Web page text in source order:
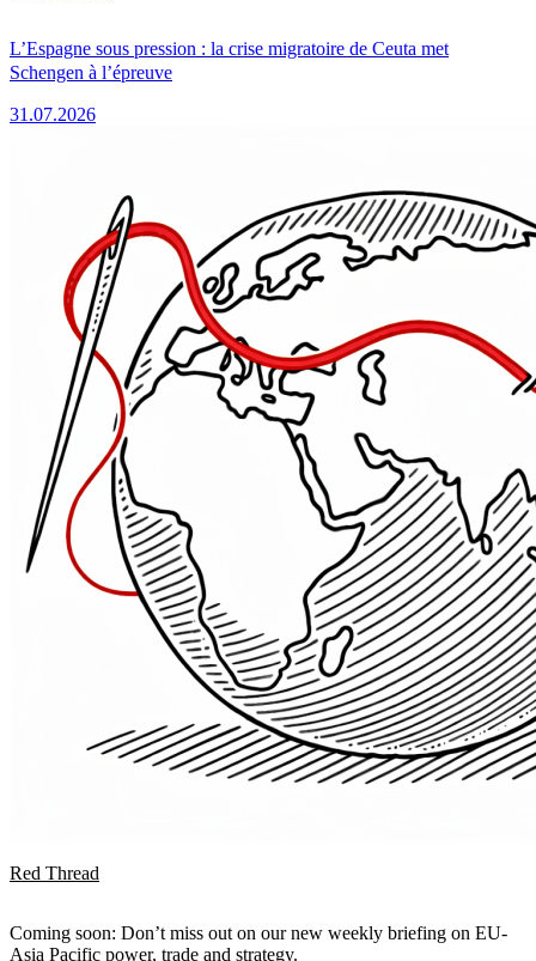
L’Espagne sous pression : la crise migratoire de Ceuta met
Schengen à l’épreuve
31.07.2026
Red Thread
Coming soon: Don’t miss out on our new weekly briefing on EU-
Asia Pacific power, trade and strategy.